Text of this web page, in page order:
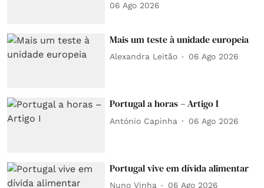
06 Ago 2026
Mais um teste à unidade europeia
Alexandra Leitão 06 Ago 2026
Portugal a horas – Artigo I
António Capinha 06 Ago 2026
Portugal vive em dívida alimentar
Nuno Vinha 06 Ago 2026